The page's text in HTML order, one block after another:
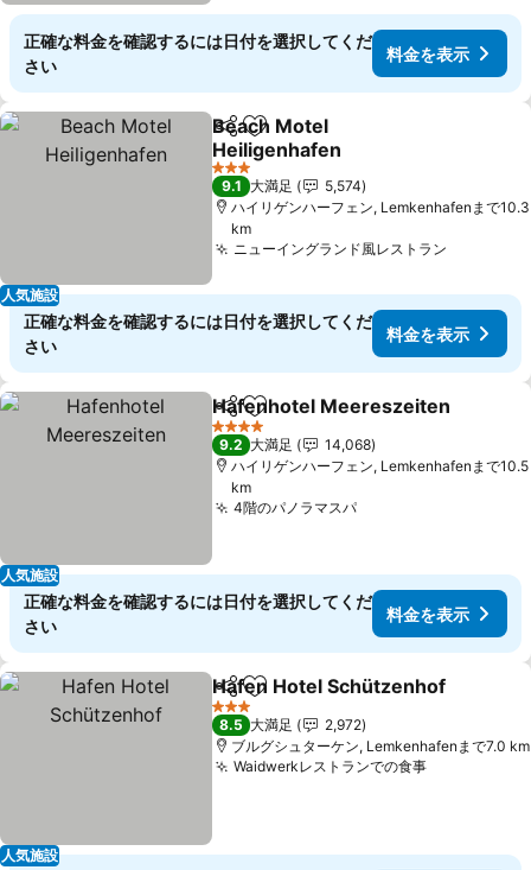
正確な料金を確認するには日付を選択してくだ
さい
料金を表示
人気施設
シェアお気に入りに追加
Beach Motel
Heiligenhafen
料金を表示
3 ホテルのランク
9.1 大満足
5,574
ハイリゲンハーフェン, Lemkenhafenまで10.3
km
ニューイングランド風レストラン
正確な料金を確認するには日付を選択してくだ
さい
料金を表示
人気施設
シェアお気に入りに追加
Hafenhotel Meereszeiten
4 ホテルのランク
9.2 大満足
14,068
ハイリゲンハーフェン, Lemkenhafenまで10.5
km
4階のパノラマスパ料金を表示
正確な料金を確認するには日付を選択してくだ
さい
料金を表示
人気施設
シェアお気に入りに追加
Hafen Hotel Schützenhof
3 ホテルのランク
8.5 大満足
2,972
ブルグシュターケン, Lemkenhafenまで7.0 km
Waidwerkレストランでの食事料金を表示